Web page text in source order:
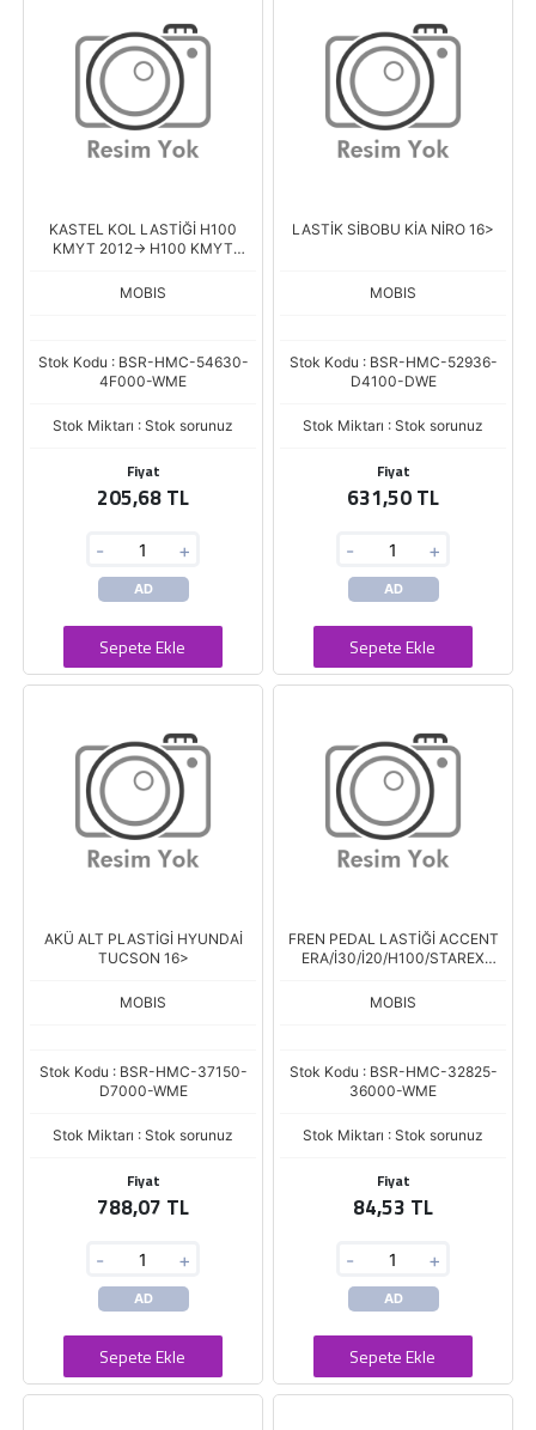
KASTEL KOL LASTİĞİ H100
KMYT 2012-> H100 KMYT
MOBIS
Stok Kodu : BSR-HMC-54630-
4F000-WME
Stok Miktarı : Stok sorunuz
Fiyat
205,68 TL
- +
AD
Sepete Ekle
LASTİK SİBOBU KİA NİRO 16>
MOBIS
Stok Kodu : BSR-HMC-52936-
D4100-DWE
Stok Miktarı : Stok sorunuz
Fiyat
631,50 TL
- +
AD
Sepete Ekle
AKÜ ALT PLASTİGİ HYUNDAİ
TUCSON 16>
MOBIS
Stok Kodu : BSR-HMC-37150-
D7000-WME
Stok Miktarı : Stok sorunuz
Fiyat
788,07 TL
- +
AD
Sepete Ekle
FREN PEDAL LASTİĞİ ACCENT
ERA/İ30/İ20/H100/STAREX
MOBIS
Stok Kodu : BSR-HMC-32825-
36000-WME
Stok Miktarı : Stok sorunuz
Fiyat
84,53 TL
- +
AD
Sepete Ekle